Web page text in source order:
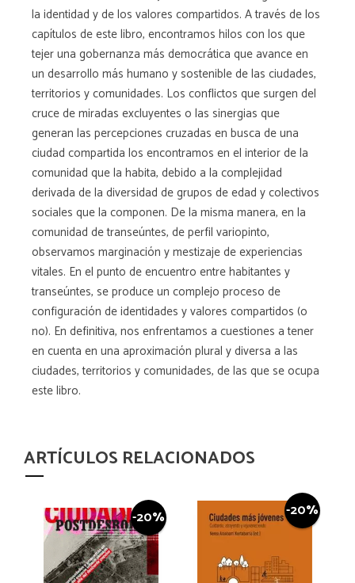
la identidad y de los valores compartidos. A través de los
capítulos de este libro, encontramos hilos con los que
tejer una gobernanza más democrática que avance en
un desarrollo más humano y sostenible de las ciudades,
territorios y comunidades. Los conflictos que surgen del
cruce de miradas excluyentes o las sinergias que
generan las percepciones cruzadas en busca de una
ciudad compartida los encontramos en el interior de la
comunidad que la habita, debido a la complejidad
derivada de la diversidad de grupos de edad y colectivos
sociales que la componen. De la misma manera, en la
comunidad de transeúntes, de perfil variopinto,
observamos marginación y mestizaje de experiencias
vitales. En el punto de encuentro entre habitantes y
transeúntes, se produce un complejo proceso de
configuración de identidades y valores compartidos (o
no). En definitiva, nos enfrentamos a cuestiones a tener
en cuenta en una aproximación plural y diversa a las
ciudades, territorios y comunidades, de las que se ocupa
este libro.
ARTÍCULOS RELACIONADOS
-20% -20%